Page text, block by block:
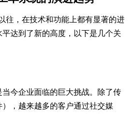
往，在技术和功能上都有显著的进
达到了新的高度，以下是几个关
今企业面临的巨大挑战。除了传
，越来越多的客户通过社交媒